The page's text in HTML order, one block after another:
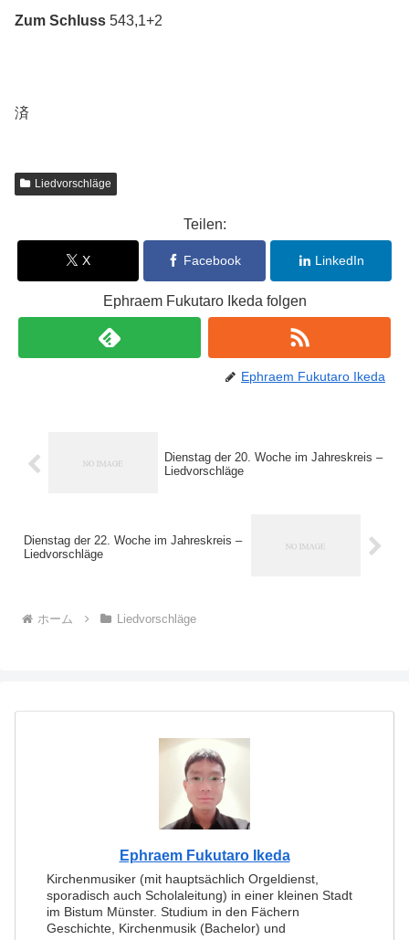
Zum Schluss 543,1+2
済
Liedvorschläge
Teilen:
X Facebook LinkedIn
Ephraem Fukutaro Ikeda folgen
Ephraem Fukutaro Ikeda
Dienstag der 20. Woche im Jahreskreis –
Liedvorschläge
Dienstag der 22. Woche im Jahreskreis –
Liedvorschläge
ホーム Liedvorschläge
Ephraem Fukutaro Ikeda
Kirchenmusiker (mit hauptsächlich Orgeldienst,
sporadisch auch Scholaleitung) in einer kleinen Stadt
im Bistum Münster. Studium in den Fächern
Geschichte, Kirchenmusik (Bachelor) und